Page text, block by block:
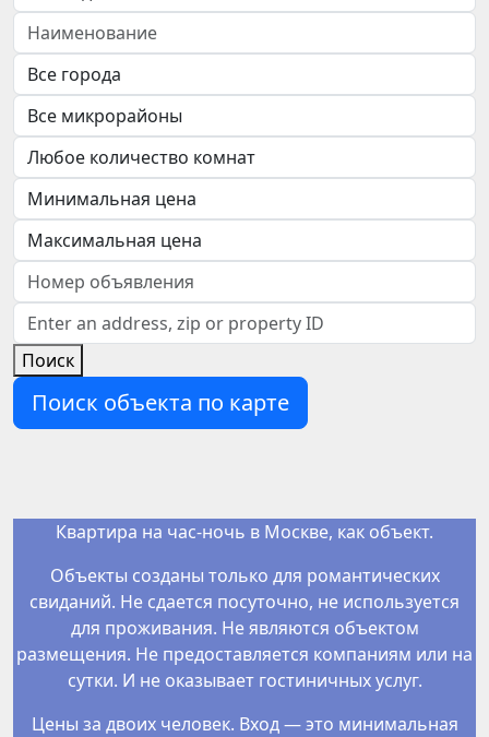
Поиск
Поиск объекта по карте
Квартира на час-ночь в Москве, как объект.
Объекты созданы только для романтических
свиданий. Не сдается посуточно, не используется
для проживания. Не являются объектом
размещения. Не предоставляется компаниям или на
сутки. И не оказывает гостиничных услуг.
Цены за двоих человек. Вход — это минимальная